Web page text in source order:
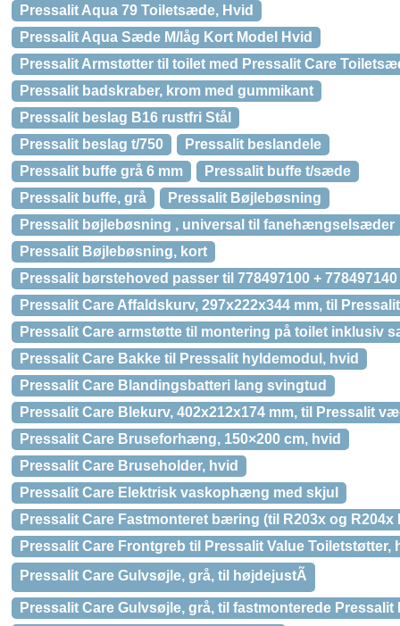
Pressalit Aqua 79 Toiletsæde, Hvid
Pressalit Aqua Sæde M/låg Kort Model Hvid
Pressalit Armstøtter til toilet med Pressalit Care
Pressalit badskraber, krom med gummikant
Pressalit beslag B16 rustfri Stål
Pressalit beslag t/750
Pressalit beslandele
Pressalit buffe grå 6 mm
Pressalit buffe t/sæde
Pressalit buffe, grå
Pressalit Bøjlebøsning
Pressalit bøjlebøsning , universal til fanehængselsæder
Pressalit Bøjlebøsning, kort
Pressalit børstehoved passer til 778497100 + 778497140
Pressalit Care Affaldskurv, 297x222x344 mm, til
Pressalit Care armstøtte til montering på toilet inklusiv
Pressalit Care Bakke til Pressalit hyldemodul, hvid
Pressalit Care Blandingsbatteri lang svingtud
Pressalit Care Blekurv, 402x212x174 mm, til Pressalit
Pressalit Care Bruseforhæng, 150×200 cm, hvid
Pressalit Care Bruseholder, hvid
Pressalit Care Elektrisk vaskophæng med skjul
Pressalit Care Fastmonteret bæring (til R203x og
Pressalit Care Frontgreb til Pressalit Value Toiletstøtter,
Pressalit Care Gulvsøjle, grå, til højdejustÃ
Pressalit Care Gulvsøjle, grå, til fastmonterede